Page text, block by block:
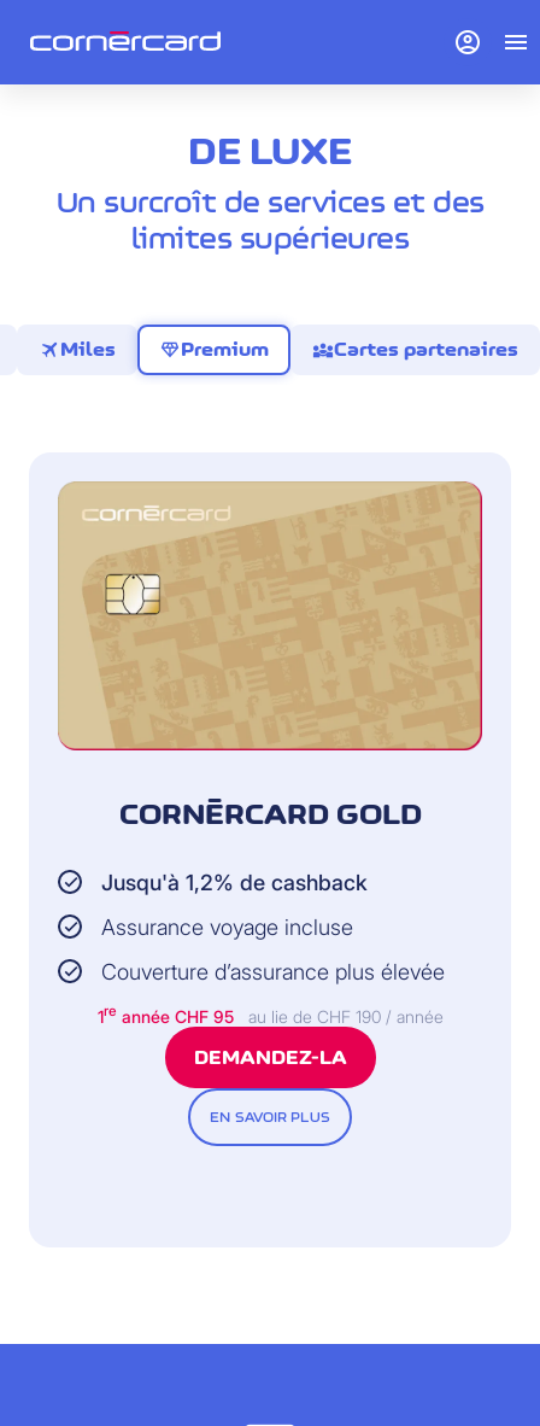
DE LUXE
Un surcroît de services et des
limites supérieures
travel Miles diamondPremium diversity_3Cartes partenaires
CORNÈRCARD GOLD
Jusqu'à 1,2% de cashback
Assurance voyage incluse
Couverture d’assurance plus élevée
1re année CHF 95 au lie de CHF 190 / année
DEMANDEZ-LA
EN SAVOIR PLUS
account_circle menu